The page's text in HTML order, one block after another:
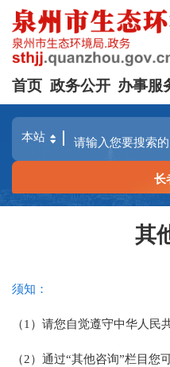
首页 政务公开 办事服
长
其
须知：
（1）请您自觉遵守中华人民
（2）通过“其他咨询”栏目您